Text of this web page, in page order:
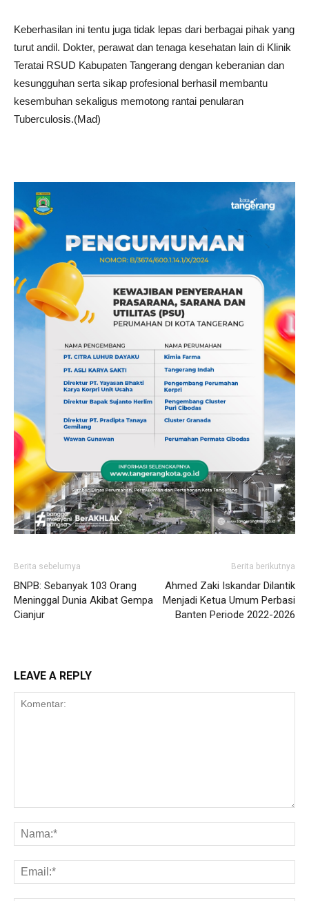
Keberhasilan ini tentu juga tidak lepas dari berbagai pihak yang
turut andil. Dokter, perawat dan tenaga kesehatan lain di Klinik
Teratai RSUD Kabupaten Tangerang dengan keberanian dan
kesungguhan serta sikap profesional berhasil membantu
kesembuhan sekaligus memotong rantai penularan
Tuberculosis.(Mad)
Berita sebelumya
BNPB: Sebanyak 103 Orang
Meninggal Dunia Akibat Gempa
Cianjur
Berita berikutnya
Ahmed Zaki Iskandar Dilantik
Menjadi Ketua Umum Perbasi
Banten Periode 2022-2026
LEAVE A REPLY